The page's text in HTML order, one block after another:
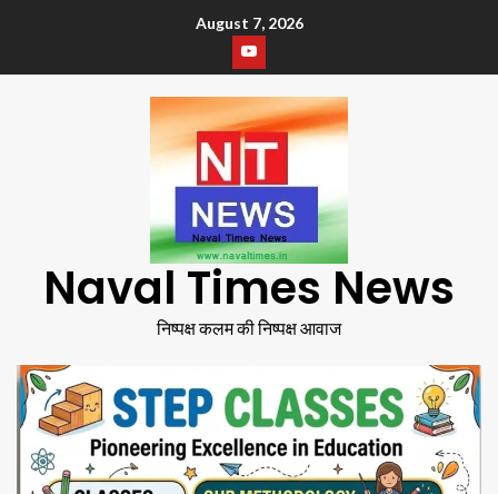
August 7, 2026
Naval Times News
निष्पक्ष कलम की निष्पक्ष आवाज